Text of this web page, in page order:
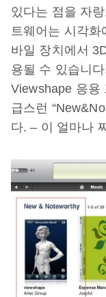
있다는 점을 자
트웨어는 시각화
바일 장치에서
용될 수 있습니
Viewshape 응용
급스런
다. – 이 얼마나